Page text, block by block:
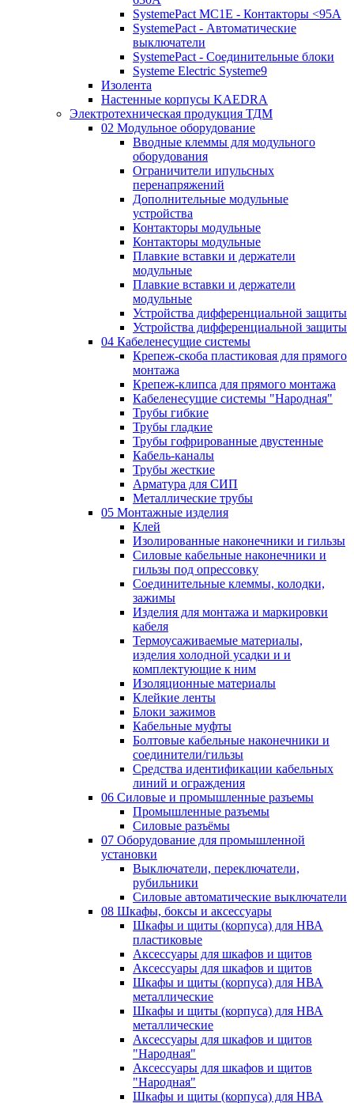
SystemePact MC1E - Контакторы <95A
SystemePact - Автоматические
выключатели
SystemePact - Соединительные блоки
Systeme Electric Systeme9
Изолента
Настенные корпусы KAEDRA
Электротехническая продукция ТДМ
02 Модульное оборудование
Вводные клеммы для модульного
оборудования
Ограничители ипульсных
перенапряжений
Дополнительные модульные
устройства
Контакторы модульные
Контакторы модульные
Плавкие вставки и держатели
модульные
Плавкие вставки и держатели
модульные
Устройства дифференциальной защиты
Устройства дифференциальной защиты
04 Кабеленесущие системы
Крепеж-скоба пластиковая для прямого
монтажа
Крепеж-клипса для прямого монтажа
Кабеленесущие системы "Народная"
Трубы гибкие
Трубы гладкие
Трубы гофрированные двустенные
Кабель-каналы
Трубы жесткие
Арматура для СИП
Металлические трубы
05 Монтажные изделия
Клей
Изолированные наконечники и гильзы
Силовые кабельные наконечники и
гильзы под опрессовку
Соединительные клеммы, колодки,
зажимы
Изделия для монтажа и маркировки
кабеля
Термоусаживаемые материалы,
изделия холодной усадки и и
комплектующие к ним
Изоляционные материалы
Клейкие ленты
Блоки зажимов
Кабельные муфты
Болтовые кабельные наконечники и
соединители/гильзы
Средства идентификации кабельных
линий и ограждения
06 Силовые и промышленные разъемы
Промышленные разъемы
Силовые разъёмы
07 Оборудование для промышленной
установки
Выключатели, переключатели,
рубильники
Силовые автоматические выключатели
08 Шкафы, боксы и аксессуары
Шкафы и щиты (корпуса) для НВА
пластиковые
Аксессуары для шкафов и щитов
Аксессуары для шкафов и щитов
Шкафы и щиты (корпуса) для НВА
металлические
Шкафы и щиты (корпуса) для НВА
металлические
Аксессуары для шкафов и щитов
"Народная"
Аксессуары для шкафов и щитов
"Народная"
Шкафы и щиты (корпуса) для НВА